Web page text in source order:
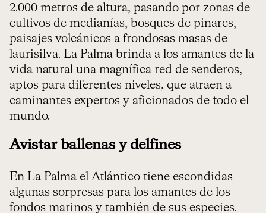
2.000 metros de altura, pasando por zonas de
cultivos de medianías, bosques de pinares,
paisajes volcánicos a frondosas masas de
laurisilva. La Palma brinda a los amantes de la
vida natural una magnífica red de senderos,
aptos para diferentes niveles, que atraen a
caminantes expertos y aficionados de todo el
mundo.
Avistar ballenas y delfines
En La Palma el Atlántico tiene escondidas
algunas sorpresas para los amantes de los
fondos marinos y también de sus especies.